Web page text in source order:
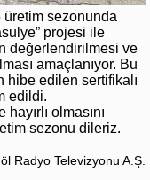
üretim sezonunda
projesi ile
değerlendirilmesi ve
amaçlanıyor. Bu
hibe edilen sertifikalı
edildi.
olmasını
sezonu dileriz.
Radyo Televizyonu A.Ş.